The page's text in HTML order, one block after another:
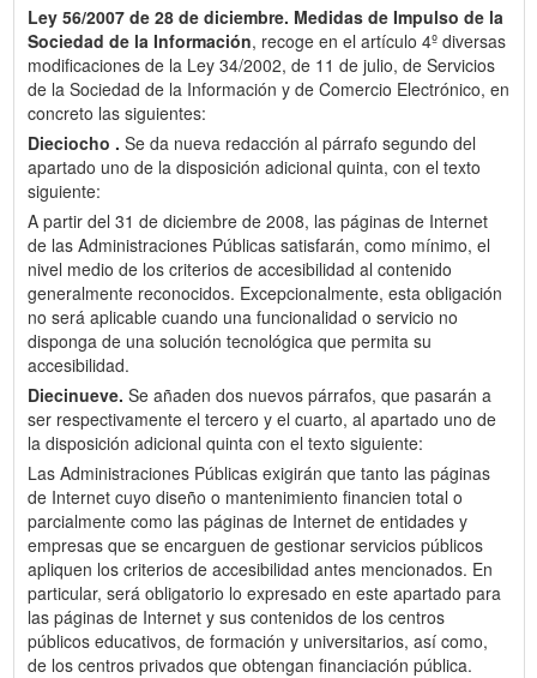
Ley 56/2007 de 28 de diciembre. Medidas de Impulso de la
Sociedad de la Información, recoge en el artículo 4º diversas
modificaciones de la Ley 34/2002, de 11 de julio, de Servicios
de la Sociedad de la Información y de Comercio Electrónico, en
concreto las siguientes:
Dieciocho . Se da nueva redacción al párrafo segundo del
apartado uno de la disposición adicional quinta, con el texto
siguiente:
A partir del 31 de diciembre de 2008, las páginas de Internet
de las Administraciones Públicas satisfarán, como mínimo, el
nivel medio de los criterios de accesibilidad al contenido
generalmente reconocidos. Excepcionalmente, esta obligación
no será aplicable cuando una funcionalidad o servicio no
disponga de una solución tecnológica que permita su
accesibilidad.
Diecinueve. Se añaden dos nuevos párrafos, que pasarán a
ser respectivamente el tercero y el cuarto, al apartado uno de
la disposición adicional quinta con el texto siguiente:
Las Administraciones Públicas exigirán que tanto las páginas
de Internet cuyo diseño o mantenimiento financien total o
parcialmente como las páginas de Internet de entidades y
empresas que se encarguen de gestionar servicios públicos
apliquen los criterios de accesibilidad antes mencionados. En
particular, será obligatorio lo expresado en este apartado para
las páginas de Internet y sus contenidos de los centros
públicos educativos, de formación y universitarios, así como,
de los centros privados que obtengan financiación pública.